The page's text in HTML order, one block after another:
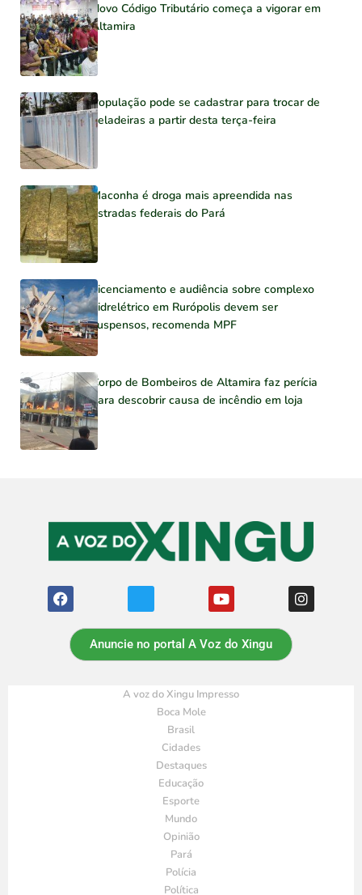
Novo Código Tributário começa a vigorar em
Altamira
População pode se cadastrar para trocar de
geladeiras a partir desta terça-feira
Maconha é droga mais apreendida nas
estradas federais do Pará
Licenciamento e audiência sobre complexo
hidrelétrico em Rurópolis devem ser
suspensos, recomenda MPF
Corpo de Bombeiros de Altamira faz perícia
para descobrir causa de incêndio em loja
Anuncie no portal A Voz do Xingu
A voz do Xingu Impresso
Boca Mole
Brasil
Cidades
Destaques
Educação
Esporte
Mundo
Opinião
Pará
Polícia
Política